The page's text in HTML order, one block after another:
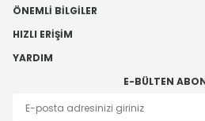
ÖNEMLI BILGILER
HIZLI ERIŞIM
YARDIM
E-BÜLTEN